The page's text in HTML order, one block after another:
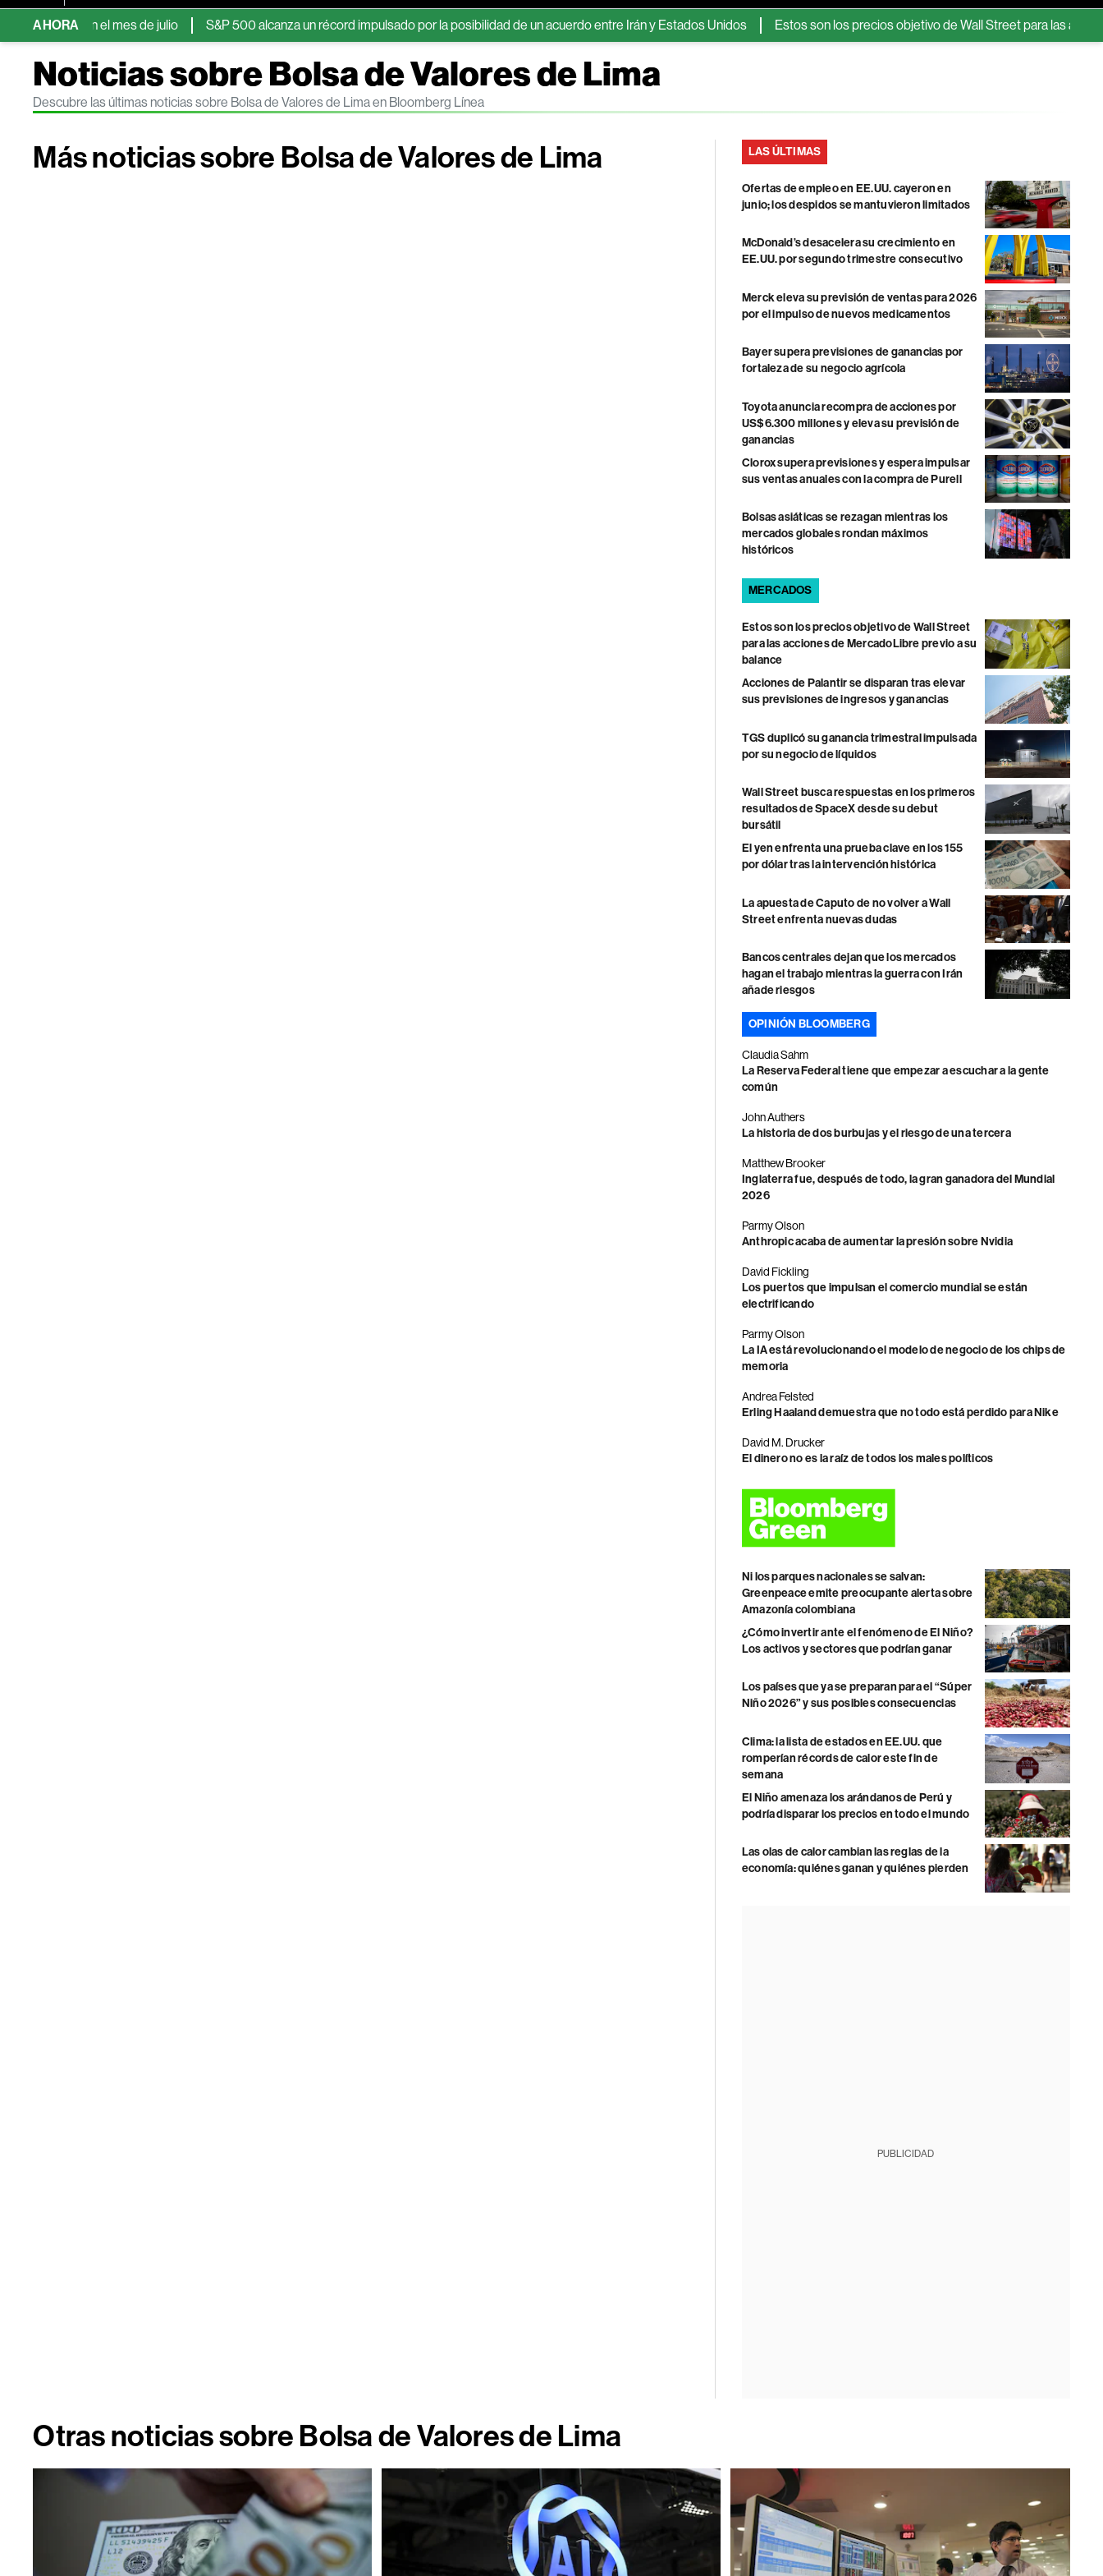
AHORA
en el mes de julio S&P 500 alcanza un récord impulsado por la posibilidad de un acuerdo entre Irán y Estados Unidos Estos son los precios objetivo de Wall Street para las acciones de
Noticias sobre Bolsa de Valores de Lima
Descubre las últimas noticias sobre Bolsa de Valores de Lima en Bloomberg Línea
Más noticias sobre Bolsa de Valores de Lima LAS ÚLTIMAS
Ofertas de empleo en EE.UU. cayeron en
junio; los despidos se mantuvieron limitados
McDonald’s desacelera su crecimiento en
EE.UU. por segundo trimestre consecutivo
Merck eleva su previsión de ventas para 2026
por el impulso de nuevos medicamentos
Bayer supera previsiones de ganancias por
fortaleza de su negocio agrícola
Toyota anuncia recompra de acciones por
US$6.300 millones y eleva su previsión de
ganancias
Clorox supera previsiones y espera impulsar
sus ventas anuales con la compra de Purell
Bolsas asiáticas se rezagan mientras los
mercados globales rondan máximos
históricos
MERCADOS
Estos son los precios objetivo de Wall Street
para las acciones de MercadoLibre previo a su
balance
Acciones de Palantir se disparan tras elevar
sus previsiones de ingresos y ganancias
TGS duplicó su ganancia trimestral impulsada
por su negocio de líquidos
Wall Street busca respuestas en los primeros
resultados de SpaceX desde su debut
bursátil
El yen enfrenta una prueba clave en los 155
por dólar tras la intervención histórica
La apuesta de Caputo de no volver a Wall
Street enfrenta nuevas dudas
Bancos centrales dejan que los mercados
hagan el trabajo mientras la guerra con Irán
añade riesgos
OPINIÓN BLOOMBERG
Claudia Sahm
La Reserva Federal tiene que empezar a escuchar a la gente
común
John Authers
La historia de dos burbujas y el riesgo de una tercera
Matthew Brooker
Inglaterra fue, después de todo, la gran ganadora del Mundial
2026
Parmy Olson
Anthropic acaba de aumentar la presión sobre Nvidia
David Fickling
Los puertos que impulsan el comercio mundial se están
electrificando
Parmy Olson
La IA está revolucionando el modelo de negocio de los chips de
memoria
Andrea Felsted
Erling Haaland demuestra que no todo está perdido para Nike
David M. Drucker
El dinero no es la raíz de todos los males políticos
Ni los parques nacionales se salvan:
Greenpeace emite preocupante alerta sobre
Amazonía colombiana
¿Cómo invertir ante el fenómeno de El Niño?
Los activos y sectores que podrían ganar
Los países que ya se preparan para el “Súper
Niño 2026” y sus posibles consecuencias
Clima: la lista de estados en EE.UU. que
romperían récords de calor este fin de
semana
El Niño amenaza los arándanos de Perú y
podría disparar los precios en todo el mundo
Las olas de calor cambian las reglas de la
economía: quiénes ganan y quiénes pierden
PUBLICIDAD
Otras noticias sobre Bolsa de Valores de Lima